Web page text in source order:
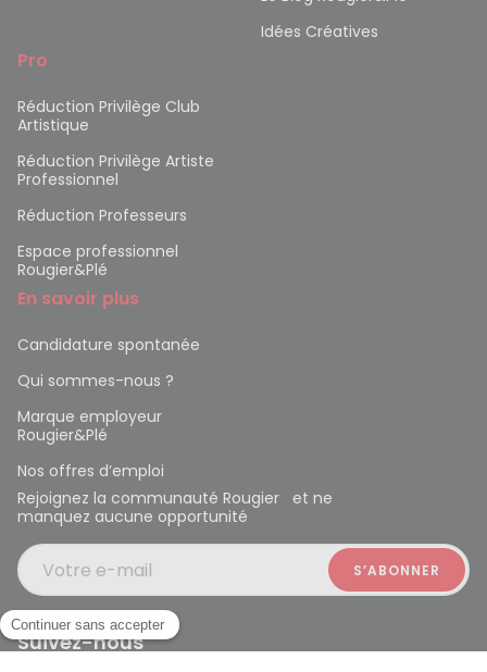
Idées Créatives
Pro
Réduction Privilège Club
Artistique
Réduction Privilège Artiste
Professionnel
Réduction Professeurs
Espace professionnel
Rougier&Plé
En savoir plus
Candidature spontanée
Qui sommes-nous ?
Marque employeur
Rougier&Plé
Nos offres d’emploi
Rejoignez la communauté Rougier et ne
manquez aucune opportunité
Votre e-mail
Suivez-nous